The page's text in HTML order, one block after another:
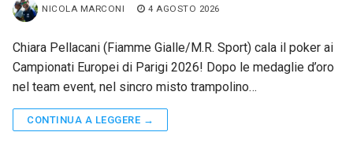
NICOLA MARCONI 4 AGOSTO 2026
Chiara Pellacani (Fiamme Gialle/M.R. Sport) cala il poker ai
Campionati Europei di Parigi 2026! Dopo le medaglie d’oro
nel team event, nel sincro misto trampolino…
CONTINUA A LEGGERE →